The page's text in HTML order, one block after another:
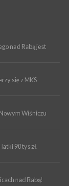
[ZDJĘCIA]
działania
nad Rabą jest
się z MKS
Wiśniczu
90 tys zł.
nad Rabą!